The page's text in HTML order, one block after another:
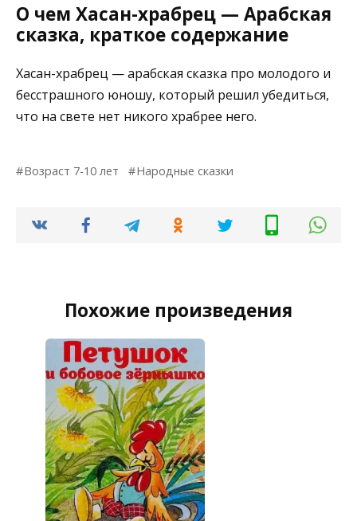
О чем Хасан-храбрец — Арабская
сказка, краткое содержание
Хасан-храбрец — арабская сказка про молодого и
бесстрашного юношу, который решил убедиться,
что на свете нет никого храбрее него.
Возраст 7-10 лет Народные сказки
Похожие произведения